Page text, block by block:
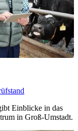
Einblicke in das
in Groß-Umstadt.